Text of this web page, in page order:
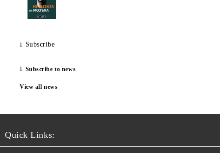
Subscribe
Subscribe to news
View all news
Quick Links: